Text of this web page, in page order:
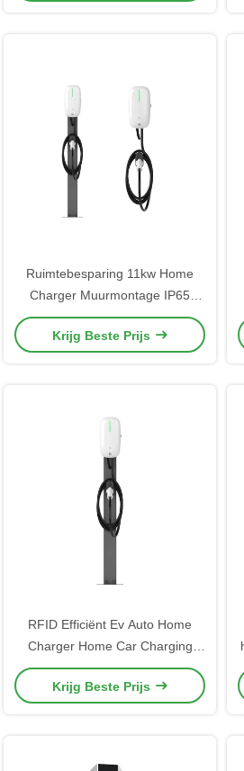
Ruimtebesparing 11kw Home
Charger Muurmontage IP65
Weerbestendige voor Garage
Veiligheid
Krijg Beste Prijs
RFID Efficiënt Ev Auto Home
Charger Home Car Charging
Point Commercieel
Krijg Beste Prijs